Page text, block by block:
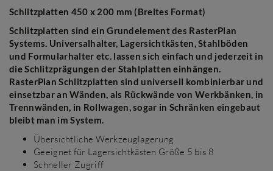
Schlitzplatten 450 x 200 mm (Breites Format)
Schlitzplatten sind ein Grundelement des RasterPlan
Systems. Universalhalter, Lagersichtkästen, Stahlböden
und Formularhalter etc. lassen sich einfach und jederzeit in
die Schlitzprägungen der Stahlplatten einhängen.
RasterPlan Schlitzplatten sind universell kombinierbar und
einsetzbar an Wänden, als Rückwände von Werkbänken, in
Trennwänden, in Rollwagen, sogar in Schränken eingebaut
bleibt man im System.
Übersichtliche Werkzeuglagerung
Geeignet für Lagersichtkästen Größe 5 bis 8
Schneller Zugriff